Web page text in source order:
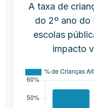
A taxa de
do 2º ano do
escolas
impacto